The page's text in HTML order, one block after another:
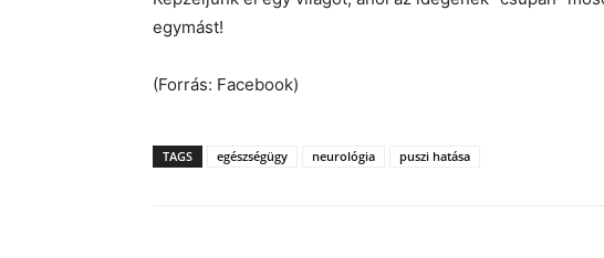
egymást!
(Forrás: Facebook)
TAGS egészségügy neurológia puszi hatása